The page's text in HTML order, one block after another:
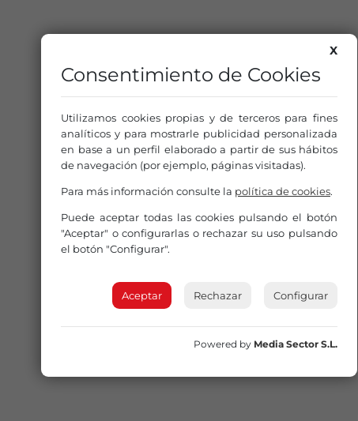
X
Consentimiento de Cookies
Utilizamos cookies propias y de terceros para fines
analíticos y para mostrarle publicidad personalizada
en base a un perfil elaborado a partir de sus hábitos
de navegación (por ejemplo, páginas visitadas).
Para más información consulte la política de cookies.
Puede aceptar todas las cookies pulsando el botón
"Aceptar" o configurarlas o rechazar su uso pulsando
el botón "Configurar".
Aceptar Rechazar Configurar
Powered by Media Sector S.L.